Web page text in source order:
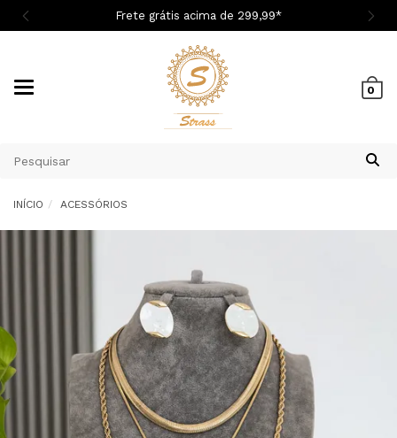
Frete grátis acima de 299,99*
0
INÍCIO ACESSÓRIOS